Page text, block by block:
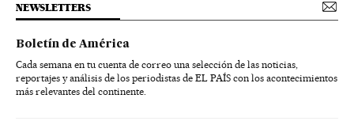
NEWSLETTERS
Boletín de América
Cada semana en tu cuenta de correo una selección de las noticias,
reportajes y análisis de los periodistas de EL PAÍS con los acontecimientos
más relevantes del continente.